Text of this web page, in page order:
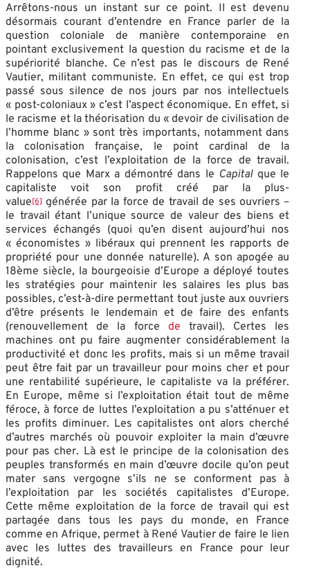
Arrêtons-nous un instant sur ce point. Il est devenu
désormais courant d’entendre en France parler de la
question coloniale de manière contemporaine en
pointant exclusivement la question du racisme et de la
supériorité blanche. Ce n’est pas le discours de René
Vautier, militant communiste. En effet, ce qui est trop
passé sous silence de nos jours par nos intellectuels
« post-coloniaux » c’est l’aspect économique. En effet, si
le racisme et la théorisation du « devoir de civilisation de
l’homme blanc » sont très importants, notamment dans
la colonisation française, le point cardinal de la
colonisation, c’est l’exploitation de la force de travail.
Rappelons que Marx a démontré dans le Capitalque le
capitaliste voit son profit créé par la plus-
value [6] générée par la force de travail de ses ouvriers –
le travail étant l’unique source de valeur des biens et
services échangés (quoi qu’en disent aujourd’hui nos
« économistes » libéraux qui prennent les rapports de
propriété pour une donnée naturelle). A son apogée au
18ème siècle, la bourgeoisie d’Europe a déployé toutes
les stratégies pour maintenir les salaires les plus bas
possibles, c’est-à-dire permettant tout juste aux ouvriers
d’être présents le lendemain et de faire des enfants
(renouvellement de la force de travail). Certes les
machines ont pu faire augmenter considérablement la
productivité et donc les profits, mais si un même travail
peut être fait par un travailleur pour moins cher et pour
une rentabilité supérieure, le capitaliste va la préférer.
En Europe, même si l’exploitation était tout de même
féroce, à force de luttes l’exploitation a pu s’atténuer et
les profits diminuer. Les capitalistes ont alors cherché
d’autres marchés où pouvoir exploiter la main d’œuvre
pour pas cher. Là est le principe de la colonisation des
peuples transformés en main d’œuvre docile qu’on peut
mater sans vergogne s’ils ne se conforment pas à
l’exploitation par les sociétés capitalistes d’Europe.
Cette même exploitation de la force de travail qui est
partagée dans tous les pays du monde, en France
comme en Afrique, permet à René Vautier de faire le lien
avec les luttes des travailleurs en France pour leur
dignité.